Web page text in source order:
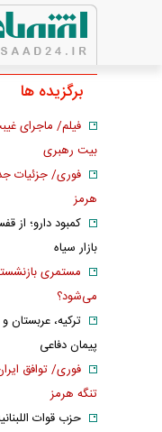
برگزیده ها
فیلم/ ماجرای
بیت رهبری
فوری/ جزئیات
هرمز
کمبود دارو؛ از
بازار سیاه
مستمری
می‌شود؟
ترکیه، عربستان
پیمان دفاعی
فوری/ توافق
تنگه هرمز
حزب قوات